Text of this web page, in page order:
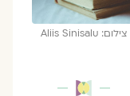
צילום: Aliis Sinisalu